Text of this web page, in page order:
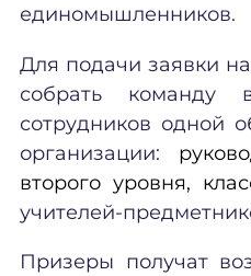
единомышленников.
Для подачи заявки
собрать команду
сотрудников одной
организации:
второго уровня,
учителей-
Призеры получат